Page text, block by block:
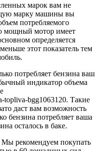
марок вам не
марку машины вы
потребляемого
мощный мотор имеет
определяется
этот показатель тем
потребляет бензина ваш
индикатор объема
topliva-bgg1063120. Такие
даст вам возможность
бензина потребляет ваша
осталось в баке.
рекомендуем покупать